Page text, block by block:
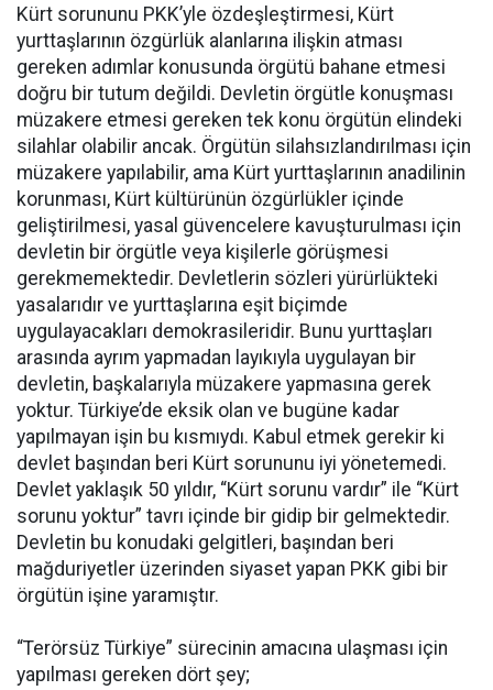
Kürt sorununu PKK’yle özdeşleştirmesi, Kürt
yurttaşlarının özgürlük alanlarına ilişkin atması
gereken adımlar konusunda örgütü bahane etmesi
doğru bir tutum değildi. Devletin örgütle konuşması
müzakere etmesi gereken tek konu örgütün elindeki
silahlar olabilir ancak. Örgütün silahsızlandırılması için
müzakere yapılabilir, ama Kürt yurttaşlarının anadilinin
korunması, Kürt kültürünün özgürlükler içinde
geliştirilmesi, yasal güvencelere kavuşturulması için
devletin bir örgütle veya kişilerle görüşmesi
gerekmemektedir. Devletlerin sözleri yürürlükteki
yasalarıdır ve yurttaşlarına eşit biçimde
uygulayacakları demokrasileridir. Bunu yurttaşları
arasında ayrım yapmadan layıkıyla uygulayan bir
devletin, başkalarıyla müzakere yapmasına gerek
yoktur. Türkiye’de eksik olan ve bugüne kadar
yapılmayan işin bu kısmıydı. Kabul etmek gerekir ki
devlet başından beri Kürt sorununu iyi yönetemedi.
Devlet yaklaşık 50 yıldır, “Kürt sorunu vardır” ile “Kürt
sorunu yoktur” tavrı içinde bir gidip bir gelmektedir.
Devletin bu konudaki gelgitleri, başından beri
mağduriyetler üzerinden siyaset yapan PKK gibi bir
örgütün işine yaramıştır.
“Terörsüz Türkiye” sürecinin amacına ulaşması için
yapılması gereken dört şey;